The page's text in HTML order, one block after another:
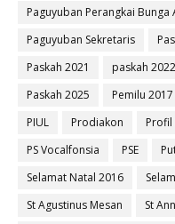
Paguyuban Perangkai Bunga
Paguyuban Sekretaris
Paskah 2021
paskah 2022
Paskah 2025
Pemilu 2017
PIUL
Prodiakon Profil
PS Vocalfonsia
PSE
Selamat Natal 2016
St Agustinus Mesan
St